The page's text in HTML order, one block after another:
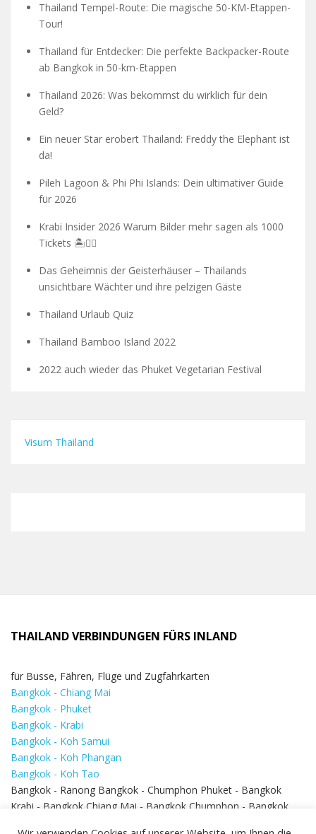
Thailand Tempel-Route: Die magische 50-KM-Etappen-
Tour!
Thailand für Entdecker: Die perfekte Backpacker-Route
ab Bangkok in 50-km-Etappen
Thailand 2026: Was bekommst du wirklich für dein
Geld?
Ein neuer Star erobert Thailand: Freddy the Elephant ist
da!
Pileh Lagoon & Phi Phi Islands: Dein ultimativer Guide
für 2026
Krabi Insider 2026 Warum Bilder mehr sagen als 1000
Tickets 🏝️🧗‍♂️
Das Geheimnis der Geisterhäuser – Thailands
unsichtbare Wächter und ihre pelzigen Gäste
Thailand Urlaub Quiz
Thailand Bamboo Island 2022
2022 auch wieder das Phuket Vegetarian Festival
Visum Thailand
THAILAND VERBINDUNGEN FÜRS INLAND
für Busse, Fähren, Flüge und Zugfahrkarten
Bangkok - Chiang Mai
Bangkok - Phuket
Bangkok - Krabi
Bangkok - Koh Samui
Bangkok - Koh Phangan
Bangkok - Koh Tao
Bangkok - Ranong Bangkok - Chumphon Phuket - Bangkok
Krabi - Bangkok Chiang Mai - Bangkok Chumphon - Bangkok